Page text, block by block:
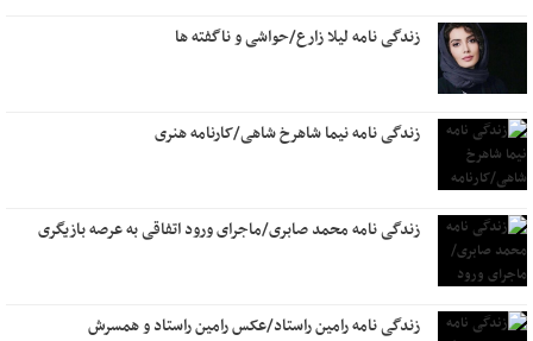
زندگی نامه لیلا زارع/حواشی و ناگفته ها
زندگی نامه نیما شاهرخ شاهی/کارنامه هنری
زندگی نامه محمد صابری/ماجرای ورود اتفاقی به عرصه بازیگری
زندگی نامه رامین راستاد/عکس رامین راستاد و همسرش